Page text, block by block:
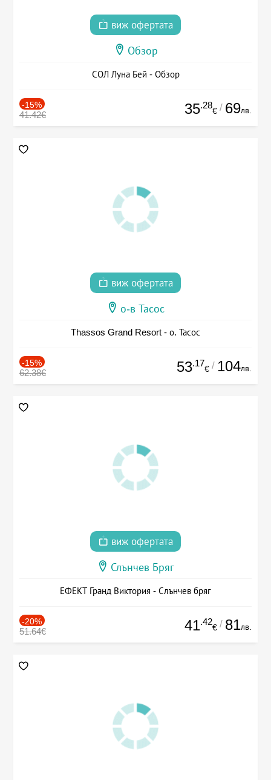
виж офертата
Обзор
СОЛ Луна Бей - Обзор
-15%
41.42€ 35.28
€ / 69лв.
виж офертата
о-в Тасос
Thassos Grand Resort - о. Тасос
-15%
62.38€ 53.17
€ / 104лв.
виж офертата
Слънчев Бряг
ЕФЕКТ Гранд Виктория - Слънчев бряг
-20%
51.64€ 41.42
€ / 81лв.